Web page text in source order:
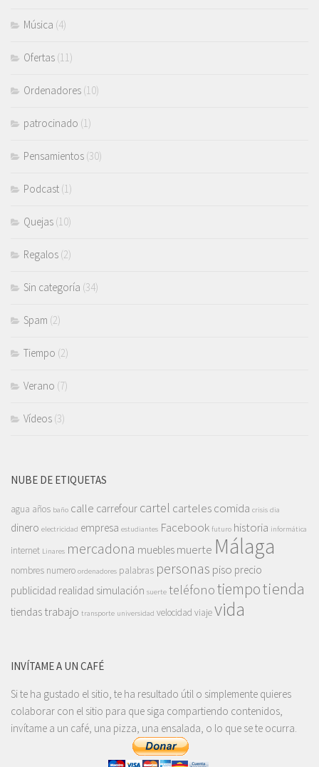
Música (4)
Ofertas (11)
Ordenadores (10)
patrocinado (1)
Pensamientos (30)
Podcast (1)
Quejas (10)
Regalos (2)
Sin categoría (34)
Spam (2)
Tiempo (2)
Verano (7)
Vídeos (3)
NUBE DE ETIQUETAS
agua años baño calle carrefour cartel cartelescomida crisis dia
dinero electricidad empresa estudiantes Facebook futuro historia informática
internet Linares mercadona muebles muerte Málaga
nombres numero ordenadores palabras personas piso precio
publicidad realidad simulación suerte teléfonotiempotienda
tiendas trabajo transporte universidad velocidad viajevida
INVÍTAME A UN CAFÉ
Si te ha gustado el sitio, te ha resultado útil o simplemente quieres
colaborar con el sitio para que siga compartiendo contenidos,
invítame a un café, una pizza, una ensalada, o lo que se te ocurra.